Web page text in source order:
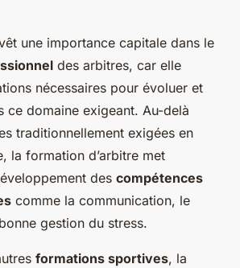
une importance capitale dans le
des arbitres, car elle
nécessaires pour évoluer et
ce domaine exigeant. Au-delà
traditionnellement exigées en
la formation d’arbitre met
des compétences
comme la communication, le
gestion du stress.
formations sportives, la